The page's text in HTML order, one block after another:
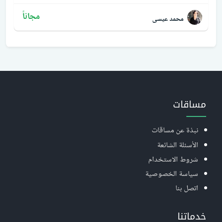
محمد عيسى مجاناً
مساقات
نبذة عن مساقات
الأسئلة الشائعة
شروط الاستخدام
سياسة الخصوصية
اتصل بنا
خدماتنا